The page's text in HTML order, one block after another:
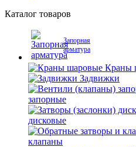
Каталог товаров
Запорная
арматура
Краны
Задвижки
запорные
дисковые
клапаны